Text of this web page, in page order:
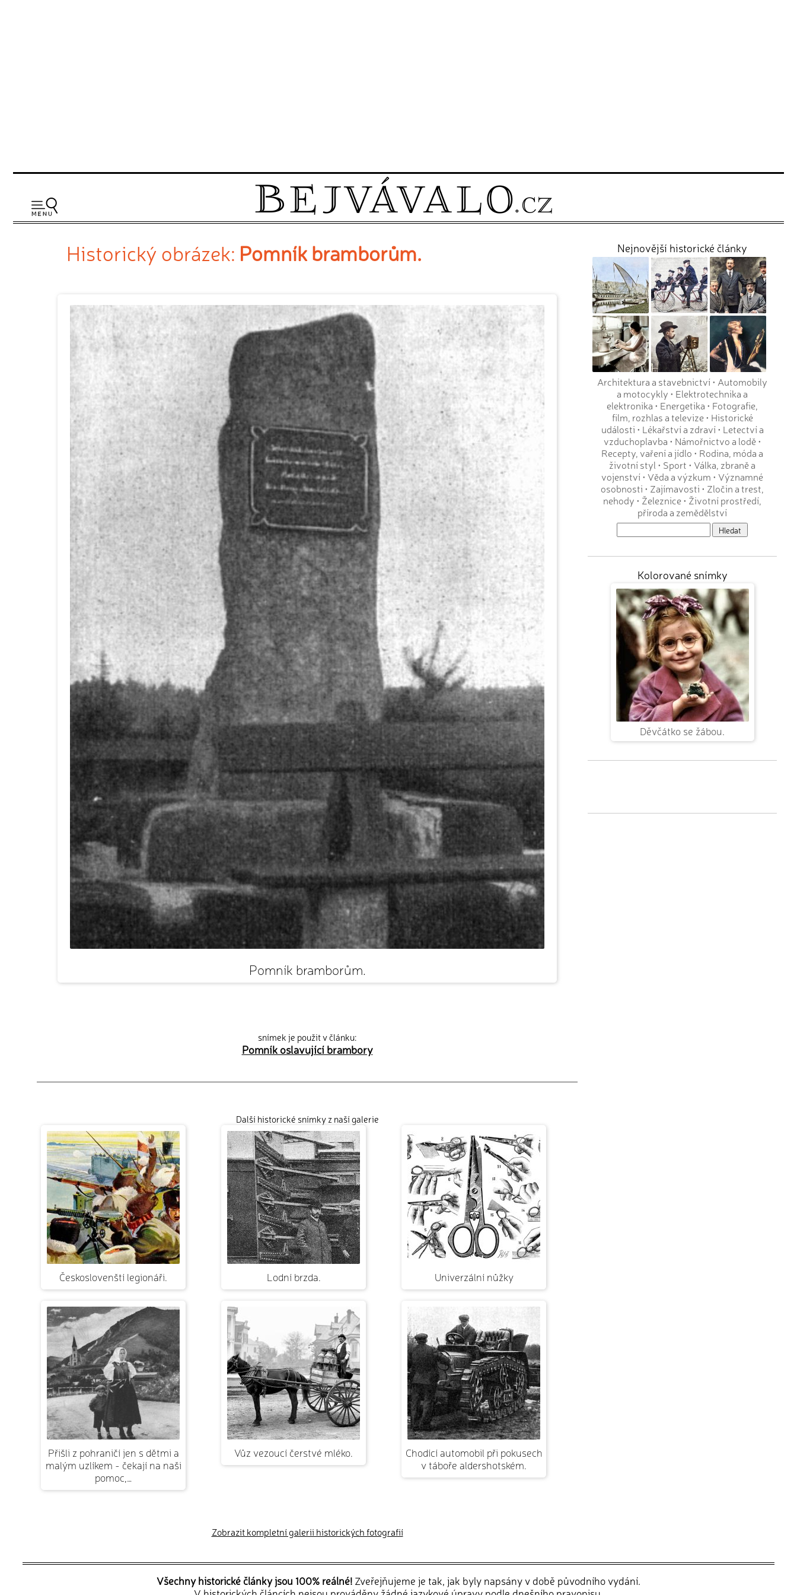
Historický obrázek: Pomník bramborům.
Pomník bramborům.
snímek je použit v článku:
Pomník oslavující brambory
Další historické snímky z naší galerie
Českoslovenští legionáři. Lodní brzda. Univerzální nůžky
Přišli z pohraničí jen s dětmi a
malým uzlíkem - čekají na naši
pomoc,…
Vůz vezoucí čerstvé mléko.
Chodící automobil při pokusech
v táboře aldershotském.
Zobrazit kompletní galerii historických fotografií
Nejnovější historické články
Architektura a stavebnictví• Automobily
a motocykly • Elektrotechnika a
elektronika • Energetika • Fotografie,
film, rozhlas a televize• Historické
události • Lékařství a zdraví• Letectví a
vzduchoplavba • Námořnictvo a lodě•
Recepty, vaření a jídlo • Rodina, móda a
životní styl • Sport • Válka, zbraně a
vojenství• Věda a výzkum • Významné
osobnosti • Zajímavosti • Zločin a trest,
nehody • Železnice• Životní prostředí,
příroda a zemědělství
Kolorované snímky
Děvčátko se žábou.
Všechny historické články jsou 100% reálné! Zveřejňujeme je tak, jak byly napsány v době původního vydání.